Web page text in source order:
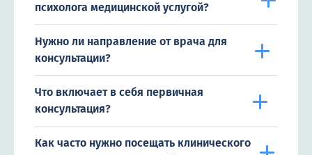
психолога медицинской услугой?
Нужно ли направление от врача для
консультации?
Что включает в себя первичная
консультация?
Как часто нужно посещать клинического